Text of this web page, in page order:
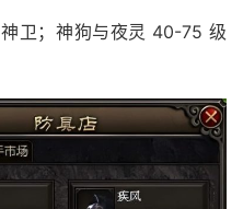
卫；神狗与夜灵 40-75 级